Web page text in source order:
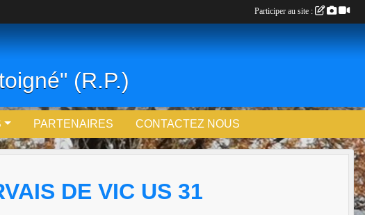
(R.P.)
PARTENAIRES CONTACTEZ NOUS
DE VIC US 31
Participer au site :